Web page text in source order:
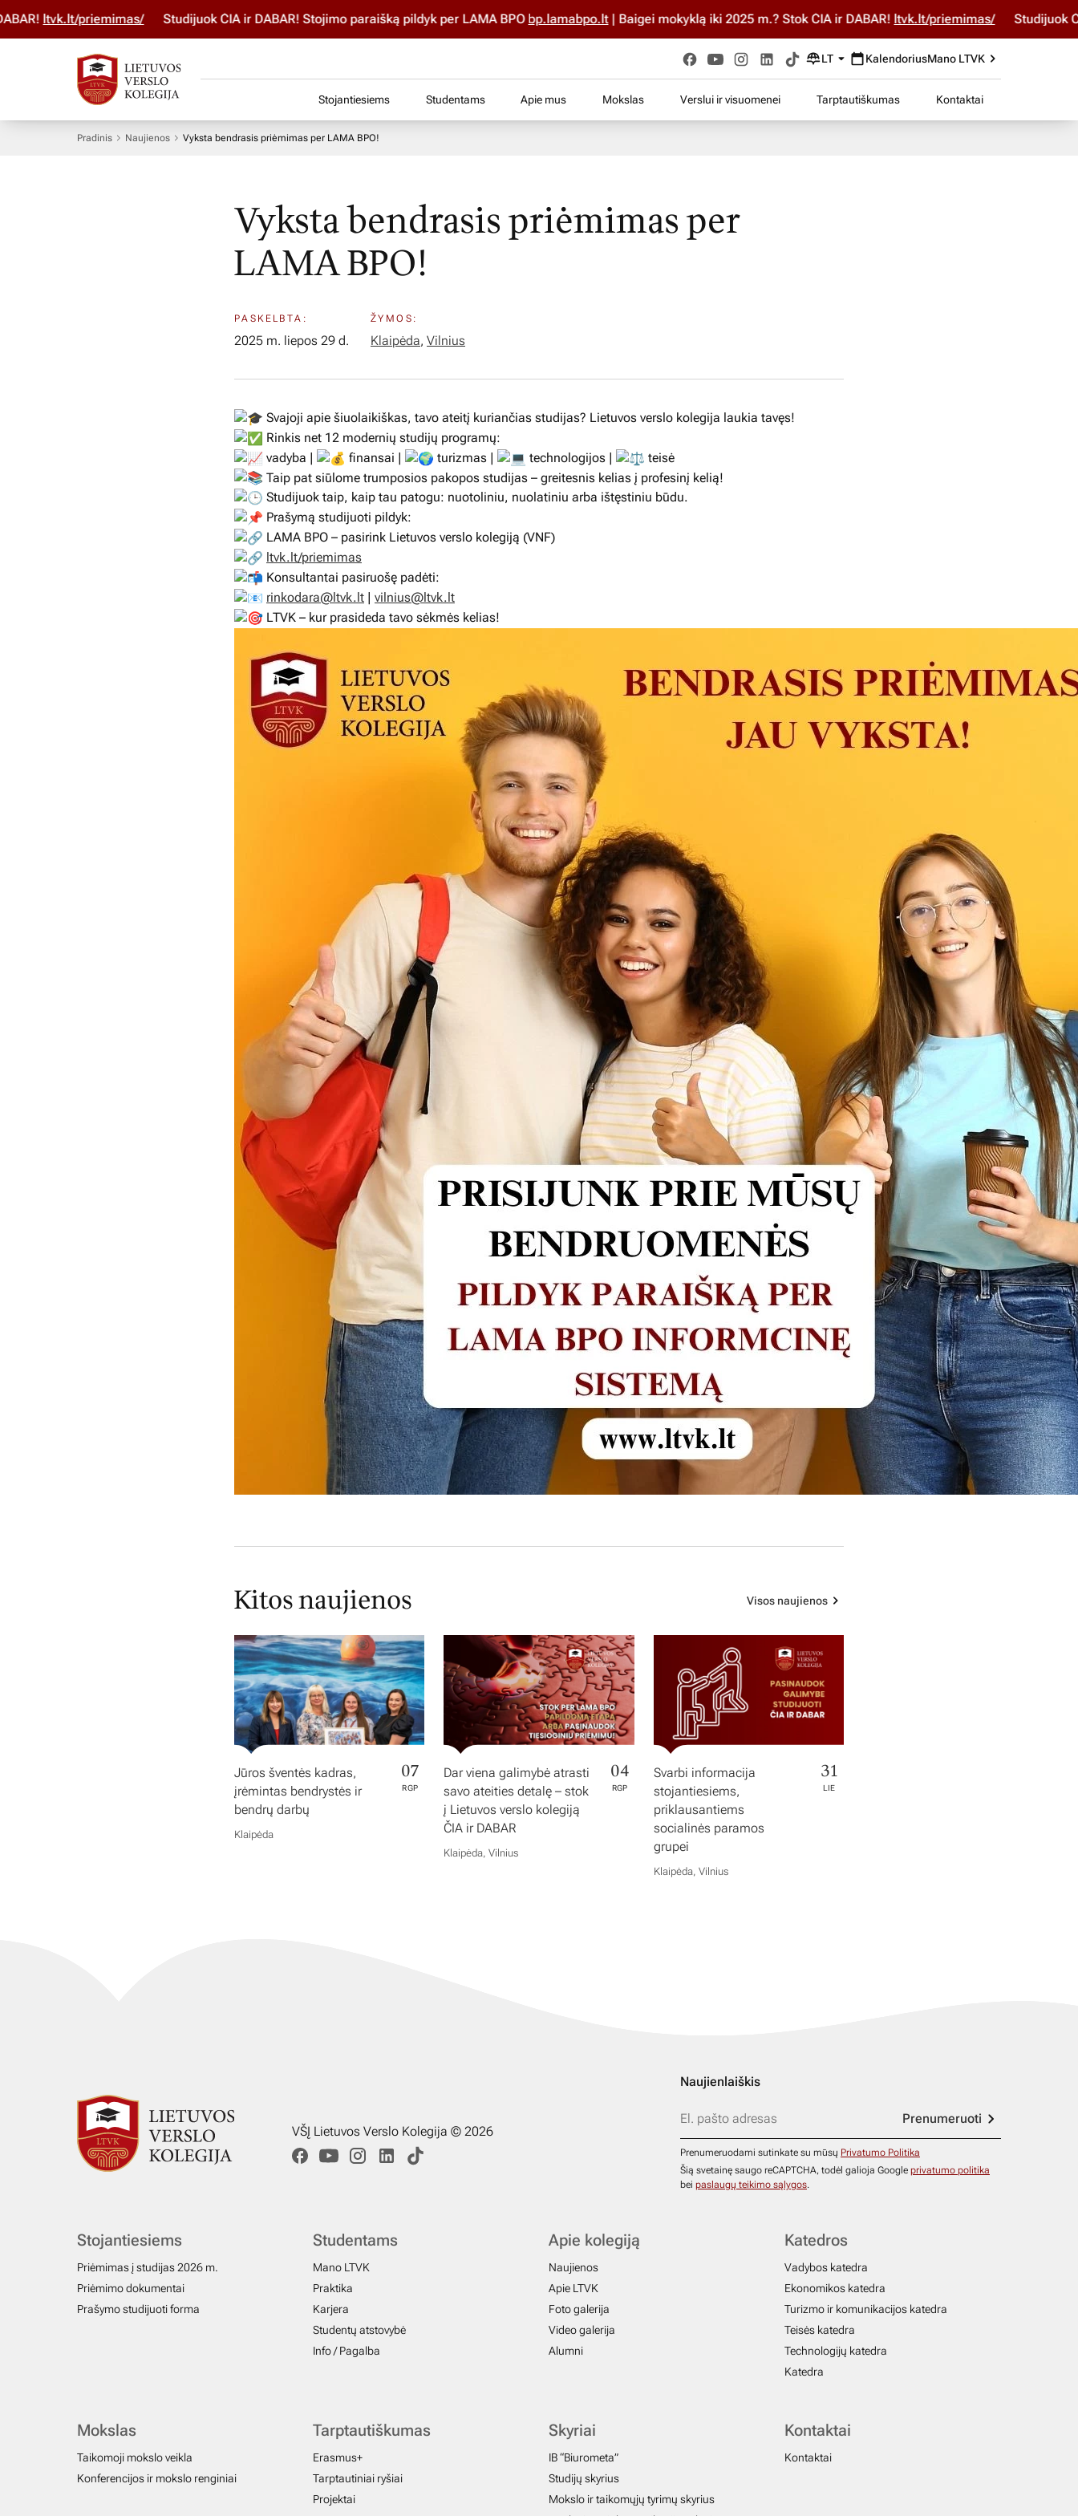
priemimas/ Studijuok ČIA ir DABAR! Stojimo paraišką pildyk per LAMA BPObp.lamabpo.lt| Baigei mokyklą iki 2025 m.? Stok ČIA ir DABAR! ltvk.lt/priemimas/ Studijuok ČIA ir
LT KalendoriusMano LTVK
Stojantiesiems Studentams Apie mus Mokslas Verslui ir visuomenei Tarptautiškumas Kontaktai
Pradinis Naujienos Vyksta bendrasis priėmimas per LAMA BPO!
Vyksta bendrasis priėmimas per
LAMA BPO!
PASKELBTA:
2025 m. liepos 29 d.
ŽYMOS:
Klaipėda, Vilnius
Svajoji apie šiuolaikiškas, tavo ateitį kuriančias studijas? Lietuvos verslo kolegija laukia tavęs!
Rinkis net 12 modernių studijų programų:
vadyba |
finansai | turizmas | technologijos |
teisė
Taip pat siūlome trumposios pakopos studijas – greitesnis kelias į profesinį kelią!
Studijuok taip, kaip tau patogu: nuotoliniu, nuolatiniu arba ištęstiniu būdu.
Prašymą studijuoti pildyk:
LAMA BPO – pasirink Lietuvos verslo kolegiją (VNF)
ltvk.lt/priemimas
Konsultantai pasiruošę padėti:
rinkodara@ltvk.lt | vilnius@ltvk.lt
LTVK – kur prasideda tavo sėkmės kelias!
Kitos naujienos Visos naujienos
Jūros šventės kadras,
įrėmintas bendrystės ir
bendrų darbų
07
RGP
Klaipėda
Dar viena galimybė atrasti
savo ateities detalę – stok
į Lietuvos verslo kolegiją
ČIA ir DABAR
04
RGP
Klaipėda, Vilnius
Svarbi informacija
stojantiesiems,
priklausantiems
socialinės paramos
grupei
31
LIE
Klaipėda, Vilnius
VŠĮ Lietuvos Verslo Kolegija © 2026
Naujienlaiškis
Prenumeruoti
Prenumeruodami sutinkate su mūsų Privatumo Politika
Šią svetainę saugo reCAPTCHA, todėl galioja Google privatumo politika
bei paslaugų teikimo sąlygos.
Stojantiesiems
Priėmimas į studijas 2026 m.
Priėmimo dokumentai
Prašymo studijuoti forma
Studentams
Mano LTVK
Praktika
Karjera
Studentų atstovybė
Info / Pagalba
Apie kolegiją
Naujienos
Apie LTVK
Foto galerija
Video galerija
Alumni
Katedros
Vadybos katedra
Ekonomikos katedra
Turizmo ir komunikacijos katedra
Teisės katedra
Technologijų katedra
Katedra
Mokslas
Taikomoji mokslo veikla
Konferencijos ir mokslo renginiai
Tarptautiškumas
Erasmus+
Tarptautiniai ryšiai
Projektai
Skyriai
IB “Biurometa”
Studijų skyrius
Mokslo ir taikomųjų tyrimų skyrius
Kontaktai
Kontaktai